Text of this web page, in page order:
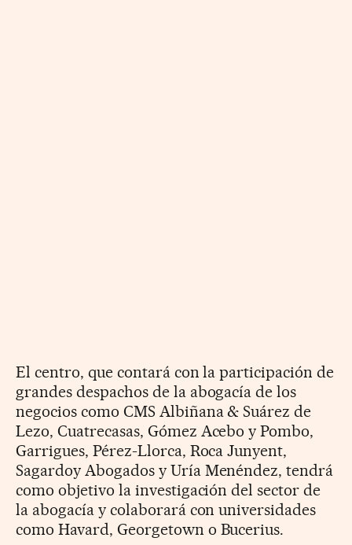
El centro, que contará con la participación de
grandes despachos de la abogacía de los
negocios como CMS Albiñana & Suárez de
Lezo, Cuatrecasas, Gómez Acebo y Pombo,
Garrigues, Pérez-Llorca, Roca Junyent,
Sagardoy Abogados y Uría Menéndez, tendrá
como objetivo la investigación del sector de
la abogacía y colaborará con universidades
como Havard, Georgetown o Bucerius.